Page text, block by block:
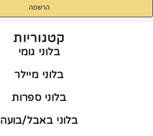
הרשמה
קטגוריות
בלוני גומי
בלוני מיילר
בלוני ספרות
בלוני באבל/בועה